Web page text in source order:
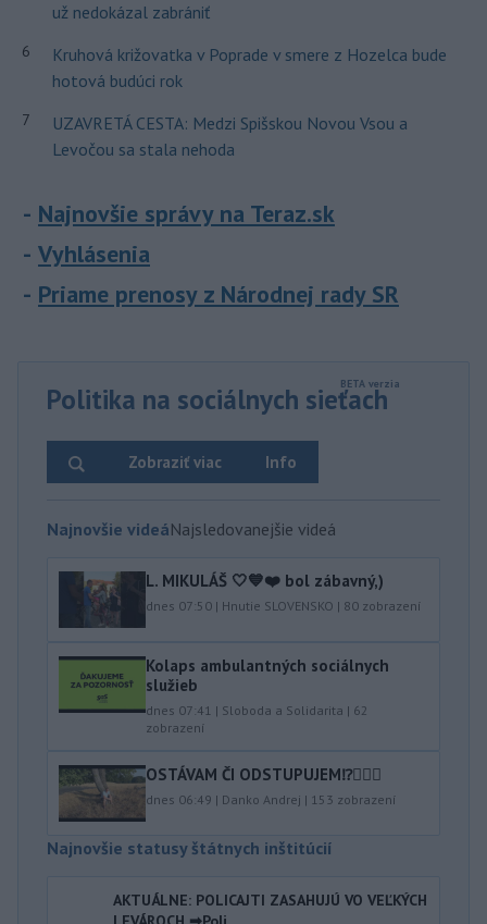
už nedokázal zabrániť
6
Kruhová križovatka v Poprade v smere z Hozelca bude
hotová budúci rok
7
UZAVRETÁ CESTA: Medzi Spišskou Novou Vsou a
Levočou sa stala nehoda
Najnovšie správy na Teraz.sk
Vyhlásenia
Priame prenosy z Národnej rady SR
Politika na sociálnych sieťach
Info
Zobraziť viac
Najnovšie videáNajsledovanejšie videá
L. MIKULÁŠ 🤍💙❤️ bol zábavný,)
dnes 07:50 | Hnutie SLOVENSKO | 80 zobrazení
Kolaps ambulantných sociálnych
služieb
dnes 07:41 | Sloboda a Solidarita | 62
zobrazení
OSTÁVAM ČI ODSTUPUJEM⁉️🤷🏻‍♂️
dnes 06:49 | Danko Andrej | 153 zobrazení
Najnovšie statusy štátnych inštitúcií
AKTUÁLNE: POLICAJTI ZASAHUJÚ VO VEĽKÝCH